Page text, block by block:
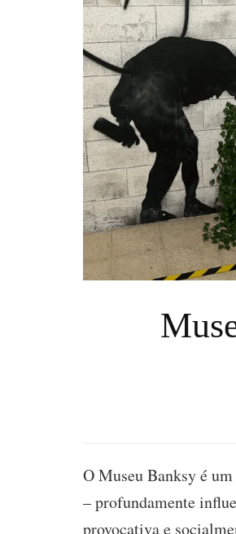
O Museu Banksy é
– profundamente
provocativa e